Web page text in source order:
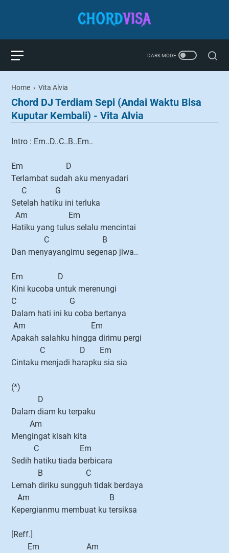
Home › Vita Alvia
Chord DJ Terdiam Sepi (Andai Waktu Bisa
Kuputar Kembali) - Vita Alvia
Intro : Em..D..C..B..Em..
Em D
Terlambat sudah aku menyadari
C G
Setelah hatiku ini terluka
Am Em
Hatiku yang tulus selalu mencintai
C B
Dan menyayangimu segenap jiwa..
Em D
Kini kucoba untuk merenungi
C G
Dalam hati ini ku coba bertanya
Am Em
Apakah salahku hingga dirimu pergi
C D Em
Cintaku menjadi harapku sia sia
(*)
D
Dalam diam ku terpaku
Am
Mengingat kisah kita
C Em
Sedih hatiku tiada berbicara
B C
Lemah diriku sungguh tidak berdaya
Am B
Kepergianmu membuat ku tersiksa
[Reff.]
Em Am